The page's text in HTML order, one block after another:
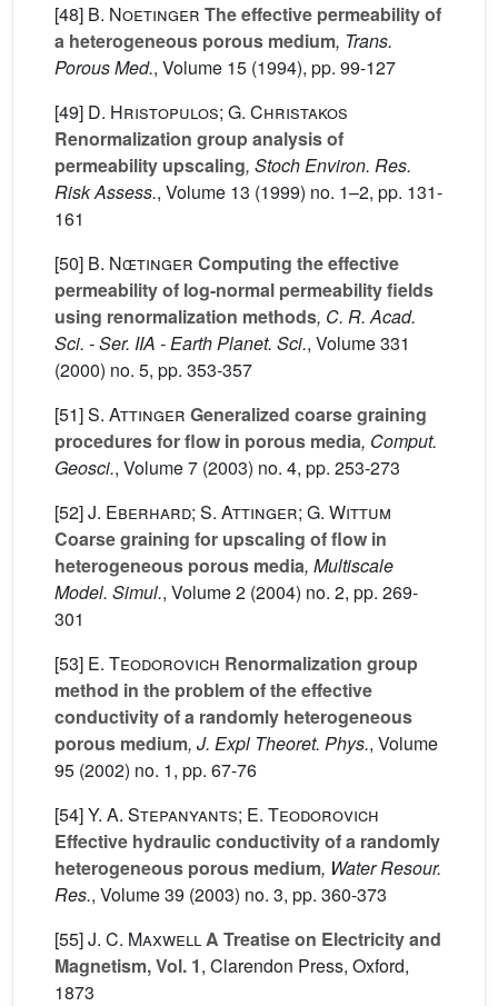
[48] B. Noetinger The effective permeability of
a heterogeneous porous medium, Trans.
Porous Med., Volume 15 (1994), pp. 99-127
[49] D. Hristopulos; G. Christakos
Renormalization group analysis of
permeability upscaling, Stoch Environ. Res.
Risk Assess., Volume 13 (1999) no. 1–2, pp. 131-
161
[50] B. Nœtinger Computing the effective
permeability of log-normal permeability fields
using renormalization methods, C. R. Acad.
Sci. - Ser. IIA - Earth Planet. Sci., Volume 331
(2000) no. 5, pp. 353-357
[51]S. Attinger Generalized coarse graining
procedures for flow in porous media, Comput.
Geosci., Volume 7 (2003) no. 4, pp. 253-273
[52]J. Eberhard; S. Attinger; G. Wittum
Coarse graining for upscaling of flow in
heterogeneous porous media, Multiscale
Model. Simul., Volume 2 (2004) no. 2, pp. 269-
301
[53] E. Teodorovich Renormalization group
method in the problem of the effective
conductivity of a randomly heterogeneous
porous medium, J. Expl Theoret. Phys., Volume
95 (2002) no. 1, pp. 67-76
[54]Y. A. Stepanyants; E. Teodorovich
Effective hydraulic conductivity of a randomly
heterogeneous porous medium, Water Resour.
Res., Volume 39 (2003) no. 3, pp. 360-373
[55]J. C. MaxwellA Treatise on Electricity and
Magnetism, Vol. 1, Clarendon Press, Oxford,
1873